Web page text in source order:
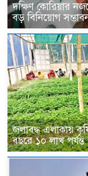
দক্ষিণ কোরিয়ার
বড় বিনিয়োগ
জলাবদ্ধ এলাকায়
বছরে ১০ লাখ